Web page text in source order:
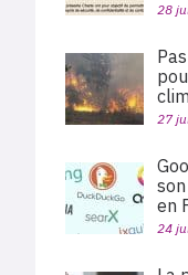
28
27
en
24